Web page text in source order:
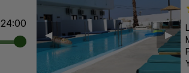
24:00
▶︎
◀︎